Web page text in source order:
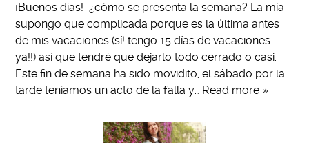
¡Buenos días! ¿cómo se presenta la semana? La mia
supongo que complicada porque es la última antes
de mis vacaciones (sí! tengo 15 días de vacaciones
ya!!) así que tendré que dejarlo todo cerrado o casi.
Este fin de semana ha sido movidito, el sábado por la
tarde teníamos un acto de la falla y… Read more »